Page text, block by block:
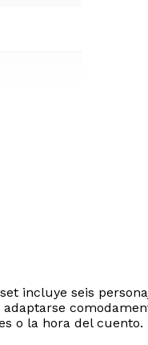
incluye seis
o la hora del cuento.